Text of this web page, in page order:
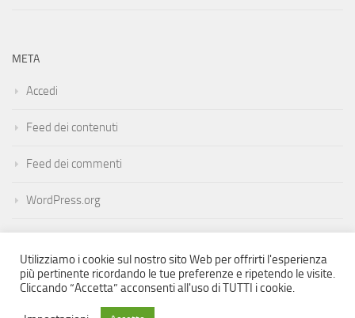
META
Accedi
Feed dei contenuti
Feed dei commenti
WordPress.org
Mosaico Flamenco © 2022. Tutti i diritti riservati.
Utilizziamo i cookie sul nostro sito Web per offrirti l'esperienza
più pertinente ricordando le tue preferenze e ripetendo le visite.
Cliccando “Accetta” acconsenti all'uso di TUTTI i cookie.